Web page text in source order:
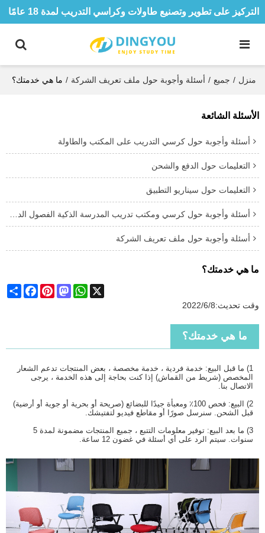
التركيز على تطوير وتصنيع طاولات وكراسي التدريب لمدة 18 عامًا
منزل / جميع / أسئلة وأجوبة حول ملف تعريف الشركة / ما هي خدمتك؟
الأسئلة الشائعة
أسئلة وأجوبة حول كرسي التدريب على المكتب والطاولة
التعليمات حول الدفع والشحن
التعليمات حول سيناريو التطبيق
أسئلة وأجوبة حول كرسي ومكتب تدريب المدرسة الذكية الفصول الدراسية
أسئلة وأجوبة حول ملف تعريف الشركة
ما هي خدمتك؟
FacebookPinterest
Mastodon
WhatsApp
X
وقت تحديث:2022/6/8
ما هي خدمتك؟
1) ما قبل البيع: خدمة فردية ، خدمة مخصصة ، بعض المنتجات تدعم الشعار
المخصص (شريط من القماش) إذا كنت بحاجة إلى هذه الخدمة ، يرجى
الاتصال بنا.
2) البيع: فحص 100٪
ومعبأة جيدًا للبضائع (صريحة أو بحرية أو جوية أو أرضية)
قبل الشحن. سنرسل صورًا أو مقاطع فيديو لتفتيشك.
3) ما بعد البيع: توفير معلومات التتبع ، جميع المنتجات مضمونة لمدة 5
سنوات. سيتم الرد على أي أسئلة في غضون 12 ساعة.